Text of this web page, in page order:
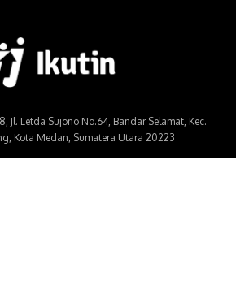
Jl. Letda Sujono No.64, Bandar Selamat, Kec.
Kota Medan, Sumatera Utara 20223